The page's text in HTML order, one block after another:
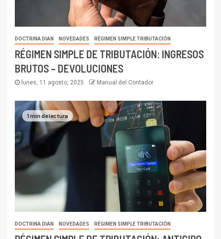
DOCTRINA DIAN NOVEDADES RÉGIMEN SIMPLE TRIBUTACIÓN
RÉGIMEN SIMPLE DE TRIBUTACIÓN: INGRESOS
BRUTOS – DEVOLUCIONES
lunes, 11 agosto, 2025 Manual del Contador
1 min de lectura
DOCTRINA DIAN NOVEDADES RÉGIMEN SIMPLE TRIBUTACIÓN